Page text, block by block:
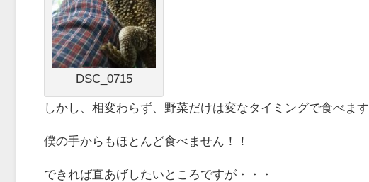
DSC_0715
しかし、相変わらず、野菜だけは変なタイミングで食べま
僕の手からもほとんど食べません！！
できれば直あげしたいところですが・・・